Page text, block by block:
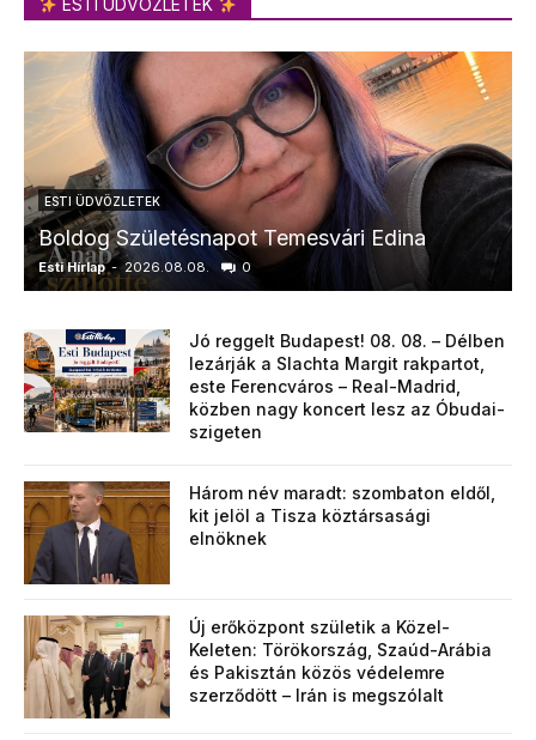
ESTI ÜDVÖZLETEK
ESTI ÜDVÖZLETEK
Boldog Születésnapot Temesvári Edina
Esti Hírlap - 2026.08.08. 0
Jó reggelt Budapest! 08. 08. – Délben
lezárják a Slachta Margit rakpartot,
este Ferencváros – Real-Madrid,
közben nagy koncert lesz az Óbudai-
szigeten
Három név maradt: szombaton eldől,
kit jelöl a Tisza köztársasági
elnöknek
Új erőközpont születik a Közel-
Keleten: Törökország, Szaúd-Arábia
és Pakisztán közös védelemre
szerződött – Irán is megszólalt